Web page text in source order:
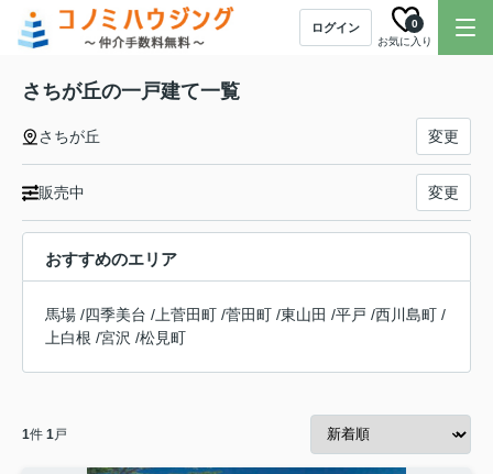
ログイン
お気に入り
0
さちが丘の一戸建て一覧
さちが丘 変更
販売中 変更
おすすめのエリア
馬場 /四季美台 / 上菅田町 /菅田町 /東山田 /平戸 /西川島町 /
上白根 /宮沢 /松見町
1件 1戸